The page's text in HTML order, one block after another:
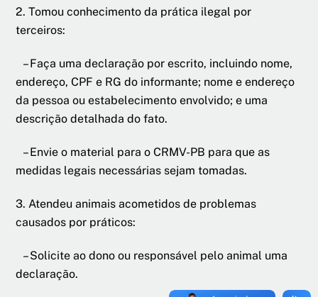
2. Tomou conhecimento da prática ilegal por
terceiros:
– Faça uma declaração por escrito, incluindo nome,
endereço, CPF e RG do informante; nome e endereço
da pessoa ou estabelecimento envolvido; e uma
descrição detalhada do fato.
– Envie o material para o CRMV-PB para que as
medidas legais necessárias sejam tomadas.
3. Atendeu animais acometidos de problemas
causados por práticos:
– Solicite ao dono ou responsável pelo animal uma
declaração.